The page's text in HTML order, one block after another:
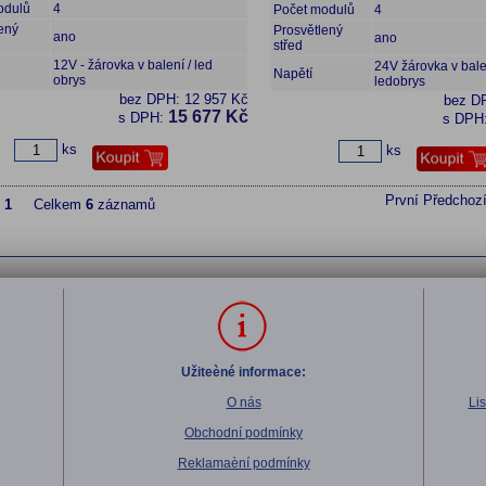
4
ano
12V - žárovka v balení / led
obrys
bez DPH: 12 957 Kč
s DPH: 15 677 Kč
ks
Počet modulů
4
Prosvětlený
střed
ano
Napětí
24V žárovka v
ledobrys
bez
s DPH:
ks
1Celkem 6záznamů První Předchozí
Užiteèné informace:
O nás
Obchodní podmínky
Reklamaèní podmínky